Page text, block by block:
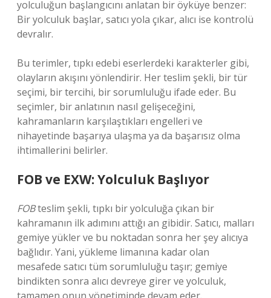
yolculuğun başlangıcını anlatan bir öyküye benzer:
Bir yolculuk başlar, satıcı yola çıkar, alıcı ise kontrolü
devralır.
Bu terimler, tıpkı edebi eserlerdeki karakterler gibi,
olayların akışını yönlendirir. Her teslim şekli, bir tür
seçimi, bir tercihi, bir sorumluluğu ifade eder. Bu
seçimler, bir anlatının nasıl gelişeceğini,
kahramanların karşılaştıkları engelleri ve
nihayetinde başarıya ulaşma ya da başarısız olma
ihtimallerini belirler.
FOB ve EXW: Yolculuk Başlıyor
FOBteslim şekli, tıpkı bir yolculuğa çıkan bir
kahramanın ilk adımını attığı an gibidir. Satıcı, malları
gemiye yükler ve bu noktadan sonra her şey alıcıya
bağlıdır. Yani, yükleme limanına kadar olan
mesafede satıcı tüm sorumluluğu taşır; gemiye
bindikten sonra alıcı devreye girer ve yolculuk,